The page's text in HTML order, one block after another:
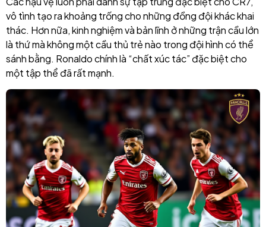
vô tình tạo ra khoảng trống cho những đồng đội khác khai
thác. Hơn nữa, kinh nghiệm và bản lĩnh ở những trận cầu lớn
là thứ mà không một cầu thủ trẻ nào trong đội hình có thể
sánh bằng. Ronaldo chính là “chất xúc tác” đặc biệt cho
một tập thể đã rất mạnh.